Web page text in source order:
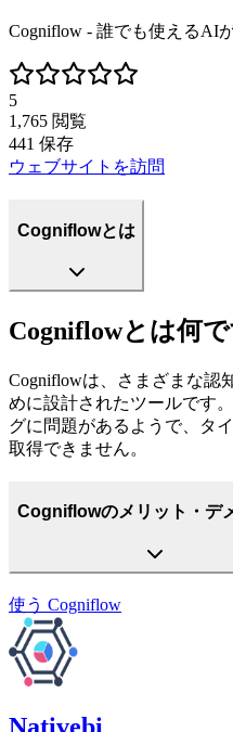
Cogniflow - 誰でも使えるAI
5
1,765 閲覧
441 保存
ウェブサイトを訪問
Cogniflowとは
Cogniflowとは何
Cogniflowは、さまざまな認
めに設計されたツールです
グに問題があるようで、タ
取得できません。
Cogniflowのメリット・デ
使う Cogniflow
Nativebi